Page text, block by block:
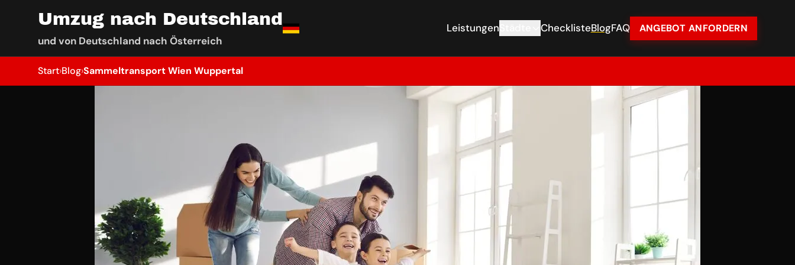
Umzug nach Deutschland
und von Deutschland nach Österreich
Leistungen ChecklisteBlogFAQ ANGEBOT ANFORDERN
Start›Blog›Sammeltransport Wien Wuppertal